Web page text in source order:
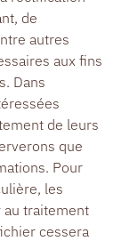
de
autres
aux fins
Dans
de leurs
que
Pour
les
au traitement
cessera